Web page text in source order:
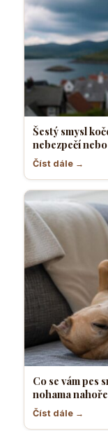
Šestý smysl
nebezpečí
Číst dále →
Co se vám pes
nohama nahoře
Číst dále →